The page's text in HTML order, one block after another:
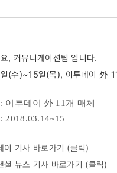
체]
의
학지원
금
식
, 커뮤니케이션팀 입니다.
(수)~15일(목), 이투데이 外
이투데이 外 11개 매체
2018.03.14~15
기사 바로가기 (클릭)
뉴스 기사 바로가기 (클릭)